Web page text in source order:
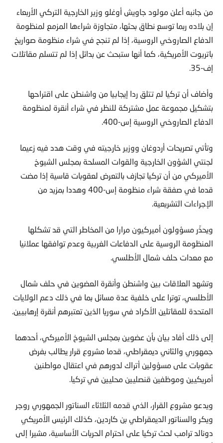
من جانبه أعلن مولود جاويش أوغلو وزير الخارجية التركي الأربعاء
إن بلاده ربما توسع نطاق بحثها، متجاوزة شراءها المزمع لمنظومة
الدفاع الصاروخي الروسية، إذا لم تنجح في شراء منظومة صواريخ
باتريوت الأمريكية، كما أنها ستبحث عن بدائل إذا لم تتسلم مقاتلات
إف-35.
وأضاف أن تركيا لم تتلق ردا إيجابيا من واشنطن على اقتراحها
بتشكيل مجموعة عمل مشتركة للنظر في شراء أنقرة لمنظومة
الدفاع الصاروخي الروسية إس-400.
وتأتي تصريحات أردوغان ووزير خارجيته في وقت هدد فيه زعيما
لجنتي الشؤون الخارجية والقوات المسلحة بمجلس الشيوخ
الأميركي من أن تركيا تجازف بالتعرض لعقوبات قاسية إذا مضت
قدما في صفقة شراء منظومة إس-400 وهددا بمزيد من
الإجراءات التشريعية.
ويحذّر مسؤولون أميركيون مرارا من المخاطر التي قد تشكلها
المنظومة الروسية على الدفاعات الغربية وعدم توافقها عملانيا
مع معدات حلف شمال الأطلسي.
وتشهد العلاقات بين واشنطن وأنقرة العضوين في حلف شمال
الأطلسي، توترا على خلفية عدة مسائل بما في ذلك دعم الولايات
المتحدة للمقاتلين الأكراد في سوريا الذين تعتبرهم أنقرة إرهابيين.
إلى ذلك أفاد بيان بأن عضوين بمجلس الشيوخ الأميركي، أحدهما
جمهوري والثاني ديمقراطي، قدما مشروع قرار يطالب بفرض
عقوبات على مسؤولين أتراك لدورهم في اعتقال مواطنين
أمريكيين وموظفين قنصليين محليين في تركيا.
ويدعو مشروع القرار، الذي قدمه الثلاثاء السناتور الجمهوري روجر
ويكر والسناتور الديمقراطي بن كاردين، كذلك الرئيس الأمريكي
دونالد ترامب لحث تركيا على احترام الحريات الأساسية، مشيرا إلى